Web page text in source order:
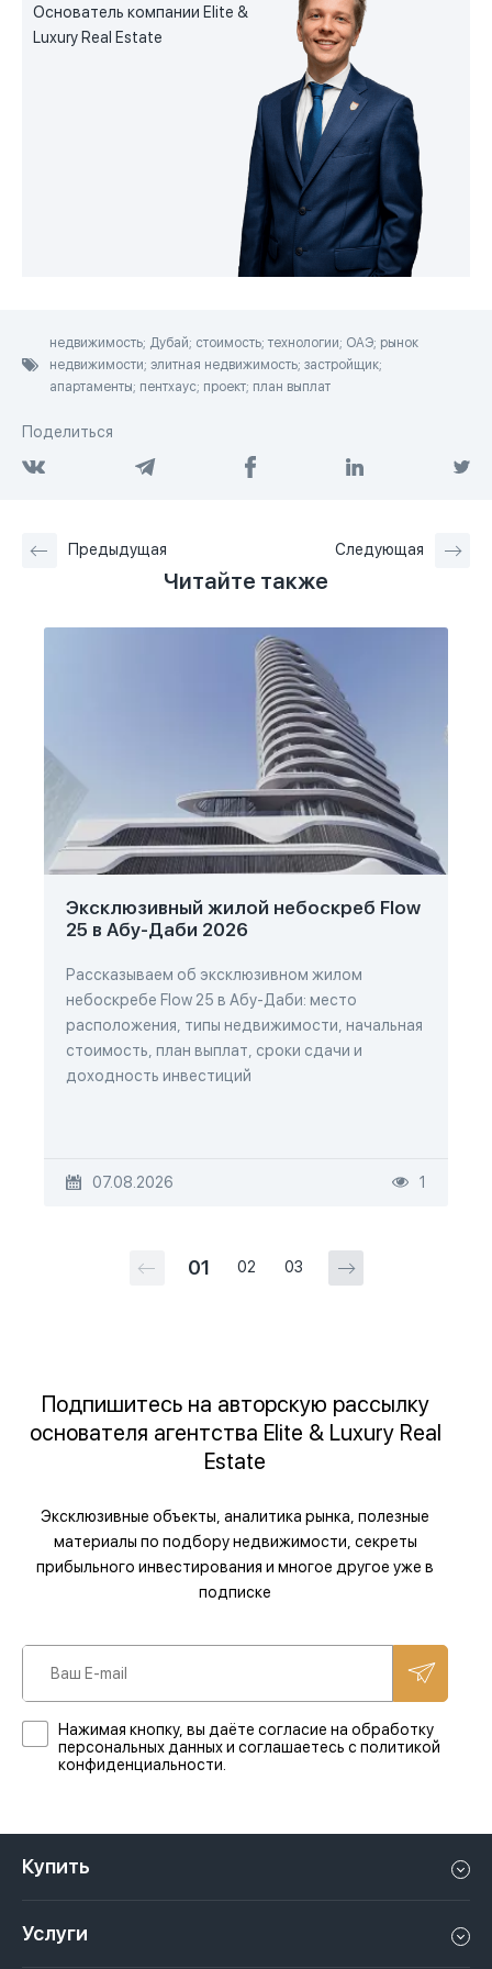
Основатель компании Elite &
Luxury Real Estate
недвижимость; Дубай; стоимость; технологии; ОАЭ; рынок
недвижимости; элитная недвижимость; застройщик;
апартаменты; пентхаус; проект; план выплат
Поделиться
Предыдущая Следующая
Читайте также
Эксклюзивный жилой небоскреб Flow
25 в Абу-Даби 2026
Рассказываем об эксклюзивном жилом
небоскребе Flow 25 в Абу-Даби: место
расположения, типы недвижимости, начальная
стоимость, план выплат, сроки сдачи и
доходность инвестиций
07.08.2026 1
01 02 03
Подпишитесь на авторскую рассылку
основателя агентства Elite & Luxury Real
Estate
Эксклюзивные объекты, аналитика рынка, полезные
материалы по подбору недвижимости, секреты
прибыльного инвестирования и многое другое уже в
подписке
Нажимая кнопку, вы даёте согласие на обработку
персональных данных и соглашаетесь с политикой
конфиденциальности.
Купить
Услуги